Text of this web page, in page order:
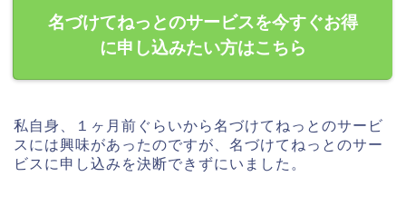
名づけてねっとのサービスを今すぐお得
に申し込みたい方はこちら
私自身、１ヶ月前ぐらいから名づけてねっとのサービ
スには興味があったのですが、名づけてねっとのサー
ビスに申し込みを決断できずにいました。